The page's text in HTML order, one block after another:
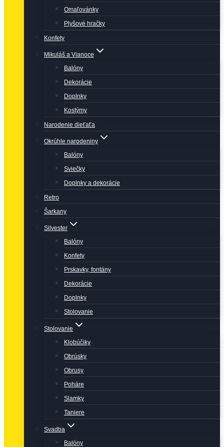
Omaľovánky
Plyšové hračky
Konfety
Mikuláš a Vianoce
Balóny
Dekorácie
Doplnky
Kostýmy
Narodenie dieťaťa
Okrúhle narodeniny
Balóny
Sviečky
Doplnky a dekorácie
Retro
Šarkany
Silvester
Balóny
Konfety
Prskavky, fontány
Dekorácie
Doplnky
Stolovanie
Stolovanie
Klobúčiky
Obrúsky
Obrusy
Poháre
Slamky
Taniere
Svadba
Balóny